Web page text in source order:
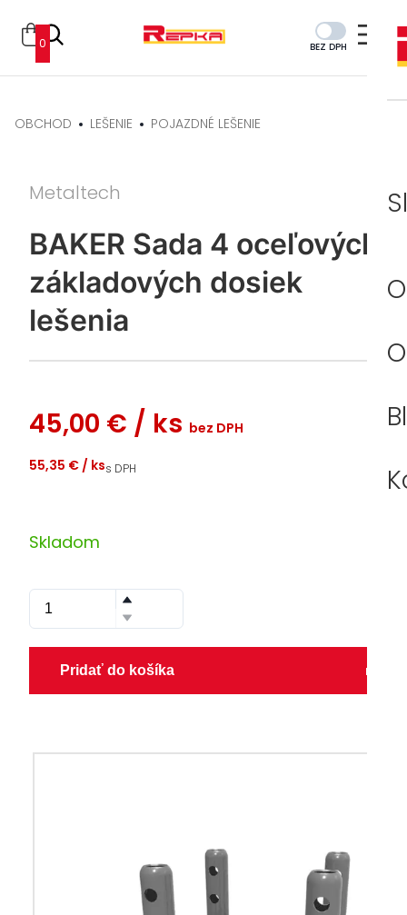
0 BEZ DPH
OBCHOD LEŠENIE POJAZDNÉ LEŠENIE
Metaltech
BAKER Sada 4 oceľových
základových dosiek
lešenia
45,00 € / ks bez DPH
55,35 € / kss DPH
Skladom
Pridať do košíka